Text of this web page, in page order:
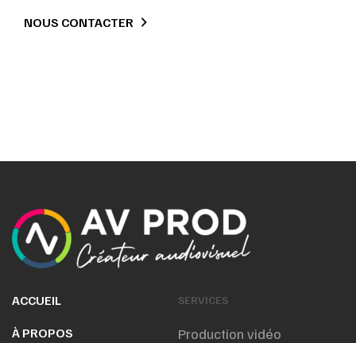
NOUS CONTACTER
ACCUEIL
À PROPOS
SERVICES
Production vidéo